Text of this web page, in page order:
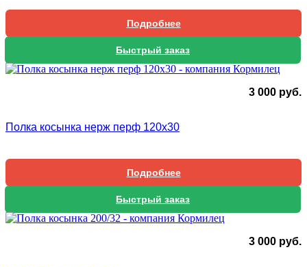
Подробнее
Быстрый заказ
3 000 руб.
Полка косынка нерж перф 120х30
Подробнее
Быстрый заказ
3 000 руб.